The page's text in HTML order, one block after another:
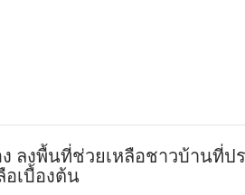
ลงพื้นที่ช่วยเหลือชาวบ้านที่ป
อเบื้องต้น